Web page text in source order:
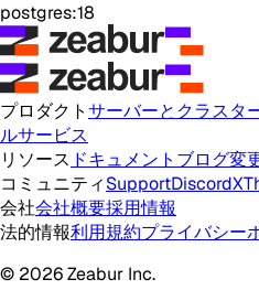
postgres:18
プロダクトサーバーとクラスタ
ルサービス
リソース ドキュメント ブログ変
コミュニティSupportDiscordX
会社会社概要採用情報
法的情報利用規約プライバシー
© 2026 Zeabur Inc.